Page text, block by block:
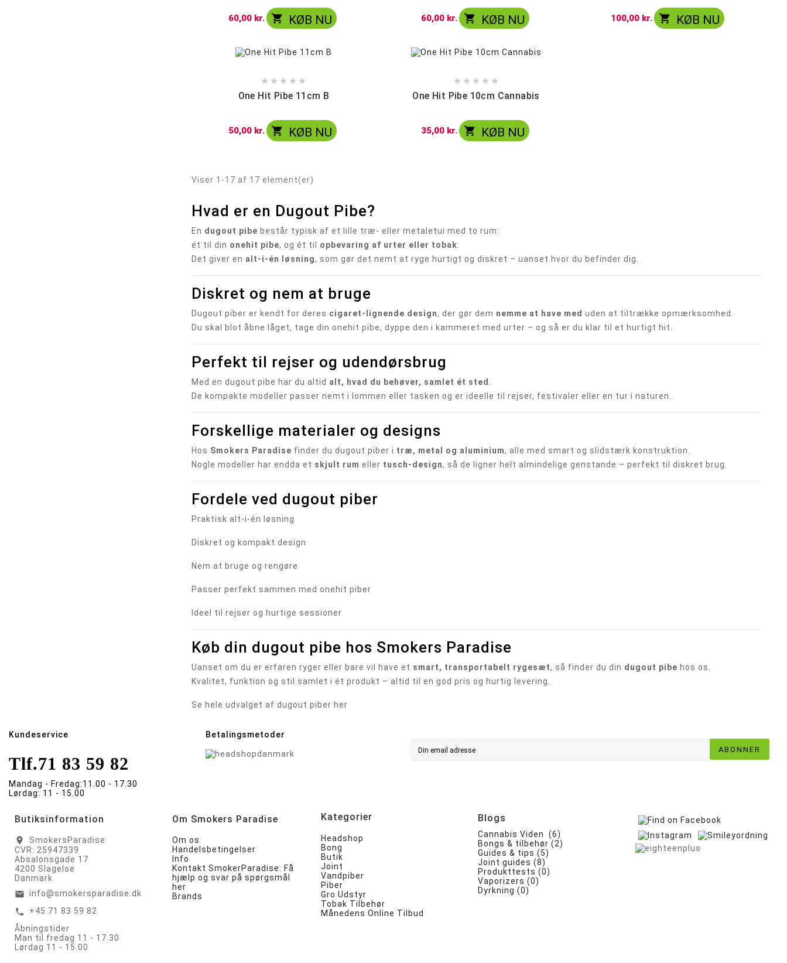
60,00 kr.  KØB NU 60,00 kr.  KØB NU 100,00 kr.  KØB NU
    
One Hit Pibe 11cm B
50,00 kr.  KØB NU
    
One Hit Pibe 10cm Cannabis
35,00 kr.  KØB NU
Viser 1-17 af 17 element(er)
Hvad er en Dugout Pibe?
En dugout pibe består typisk af et lille træ- eller metaletui med to rum:
ét til din onehit pibe, og ét til opbevaring af urter eller tobak
Det giver en alt-i-én løsning, som gør det nemt at ryge hurtigt og diskret – uanset hvor du befinder dig.
Diskret og nem at bruge
Dugout piber er kendt for deres cigaret-lignende design, der gør dem nemme at have med uden at tiltrække opmærksomhed.
Du skal blot åbne låget, tage din onehit pibe, dyppe den i kammeret med urter – og så er du klar til et hurtigt hit.
Perfekt til rejser og udendørsbrug
Med en dugout pibe har du altid alt, hvad du behøver, samlet ét sted
De kompakte modeller passer nemt i lommen eller tasken og er ideelle til rejser, festivaler eller en tur i naturen.
Forskellige materialer og designs
Hos Smokers Paradise finder du dugout piber i træ, metal og aluminium, alle med smart og slidstærk konstruktion.
Nogle modeller har endda et skjult rum eller tusch-design, så de ligner helt almindelige genstande – perfekt til diskret brug.
Fordele ved dugout piber
Praktisk alt-i-én løsning
Diskret og kompakt design
Nem at bruge og rengøre
Passer perfekt sammen med onehit piber
Ideel til rejser og hurtige sessioner
Køb din dugout pibe hos Smokers Paradise
Uanset om du er erfaren ryger eller bare vil have et smart, transportabelt rygesæt, så finder du din dugout pibe hos os.
Kvalitet, funktion og stil samlet i ét produkt – altid til en god pris og hurtig levering.
Se hele udvalget af dugout piber her
Kundeservice
Tlf.71 83 59 82
Mandag - Fredag:11.00 - 17.30
Lørdag: 11 - 15.00
Betalingsmetoder
ABONNER
Butiksinformation
location_on
SmokersParadise
CVR: 25947339
Absalonsgade 17
4200 Slagelse
Danmark
email info@smokersparadise.dk
call
+45 71 83 59 82
Åbningstider
Man til fredag 11 - 17.30
Lørdag 11 - 15.00
Om Smokers Paradise
Om os
Handelsbetingelser
Info
Kontakt SmokerParadise: Få
hjælp og svar på spørgsmål
her
Brands
Kategorier
Headshop
Bong
Butik
Joint
Vandpiber
Piber
Gro Udstyr
Tobak Tilbehør
Månedens Online Tilbud
Blogs
Cannabis Viden (6)
Bongs & tilbehør (2)
Guides & tips (5)
Joint guides (8)
Produkttests (0)
Vaporizers (0)
Dyrkning (0)